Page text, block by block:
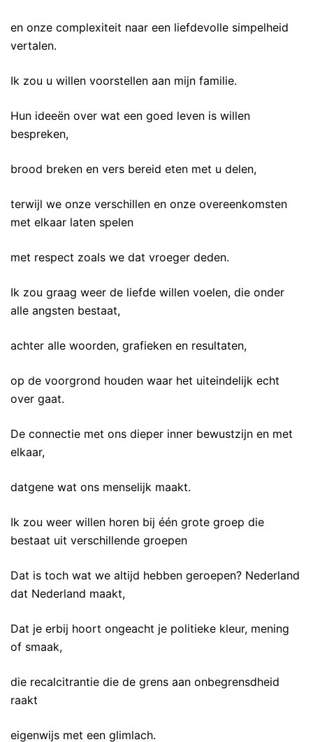
en onze complexiteit naar een liefdevolle simpelheid
vertalen.
Ik zou u willen voorstellen aan mijn familie.
Hun ideeën over wat een goed leven is willen
bespreken,
brood breken en vers bereid eten met u delen,
terwijl we onze verschillen en onze overeenkomsten
met elkaar laten spelen
met respect zoals we dat vroeger deden.
Ik zou graag weer de liefde willen voelen, die onder
alle angsten bestaat,
achter alle woorden, grafieken en resultaten,
op de voorgrond houden waar het uiteindelijk echt
over gaat.
De connectie met ons dieper inner bewustzijn en met
elkaar,
datgene wat ons menselijk maakt.
Ik zou weer willen horen bij één grote groep die
bestaat uit verschillende groepen
Dat is toch wat we altijd hebben geroepen? Nederland
dat Nederland maakt,
Dat je erbij hoort ongeacht je politieke kleur, mening
of smaak,
die recalcitrantie die de grens aan onbegrensdheid
raakt
eigenwijs met een glimlach.